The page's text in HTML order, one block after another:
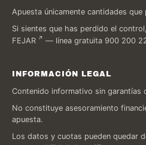
Apuesta únicamente cantidades
Si sientes que has perdido el
FEJAR
— línea gratuita 900 200
INFORMACIÓN LEGAL
Contenido informativo sin garantías
No constituye asesoramiento
apuesta.
Los datos y cuotas pueden quedar